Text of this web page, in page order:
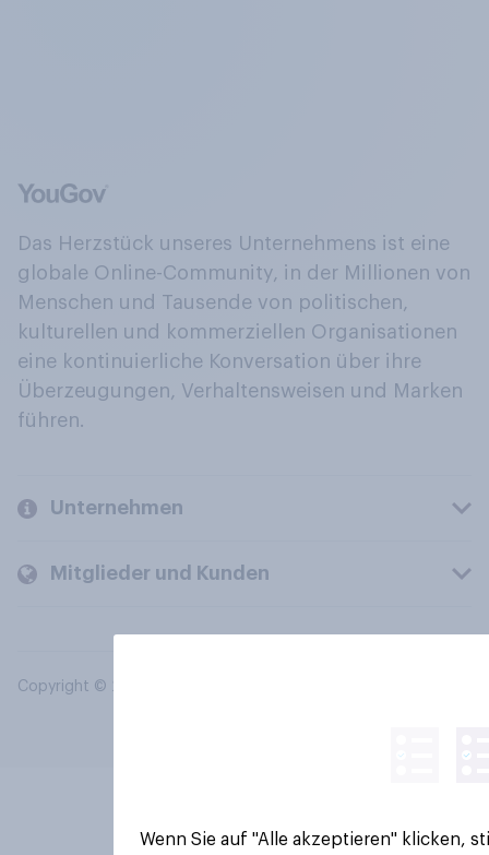
Das Herzstück unseres Unternehmens ist eine
globale Online-Community, in der Millionen von
Menschen und Tausende von politischen,
kulturellen und kommerziellen Organisationen
eine kontinuierliche Konversation über ihre
Überzeugungen, Verhaltensweisen und Marken
führen.
Unternehmen
Mitglieder und Kunden
Copyright © 2026 YouGov PLC. Alle Rechte vorbehalten.
Wenn Sie auf "Alle akzeptieren" klicken,